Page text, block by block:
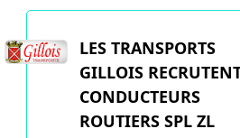
LES TRANSPORTS
GILLOIS
CONDUCTEURS
ROUTIERS SPL ZL